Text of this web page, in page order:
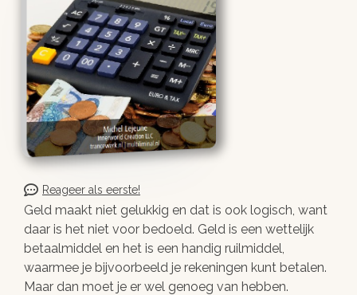
Reageer als eerste!
Geld maakt niet gelukkig en dat is ook logisch, want
daar is het niet voor bedoeld. Geld is een wettelijk
betaalmiddel en het is een handig ruilmiddel,
waarmee je bijvoorbeeld je rekeningen kunt betalen.
Maar dan moet je er wel genoeg van hebben.